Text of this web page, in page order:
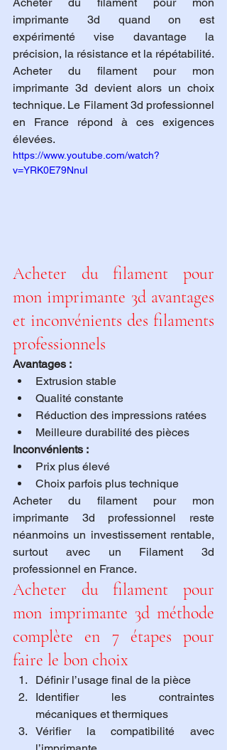
imprimante 3d quand on est
expérimenté vise davantage la
précision, la résistance et la répétabilité.
Acheter du filament pour mon
imprimante 3d devient alors un choix
technique. Le Filament 3d professionnel
en France répond à ces exigences
élevées.
https://www.youtube.com/watch?
v=YRK0E79NnuI
Acheter du filament pour
mon imprimante 3d avantages
et inconvénients des filaments
professionnels
Avantages :
Extrusion stable
Qualité constante
Réduction des impressions ratées
Meilleure durabilité des pièces
Inconvénients :
Prix plus élevé
Choix parfois plus technique
Acheter du filament pour mon
imprimante 3d professionnel reste
néanmoins un investissement rentable,
surtout avec un Filament 3d
professionnel en France.
Acheter du filament pour
mon imprimante 3d méthode
complète en 7 étapes pour
faire le bon choix
Définir l’usage final de la pièce
Identifier les contraintes
mécaniques et thermiques
Vérifier la compatibilité avec